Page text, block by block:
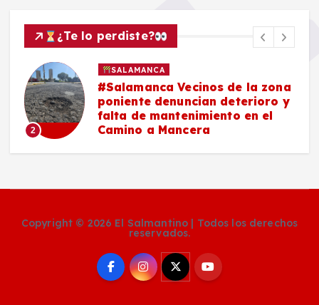
¿Te lo perdiste?
2
SALAMANCA
#Salamanca Vecinos de la zona
poniente denuncian deterioro y
falta de mantenimiento en el
Camino a Mancera
Copyright © 2026 El Salmantino | Todos los derechos
reservados.